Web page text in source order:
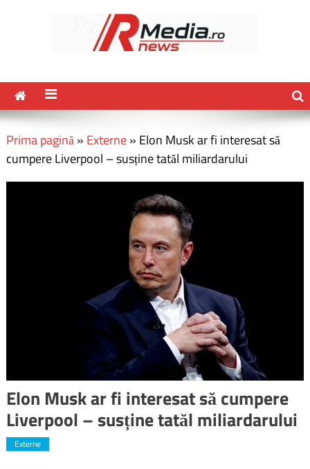
Prima pagină» Externe» Elon Musk ar fi interesat să
cumpere Liverpool – susține tatăl miliardarului
Elon Musk ar fi interesat să cumpere
Liverpool – susține tatăl miliardarului
Externe